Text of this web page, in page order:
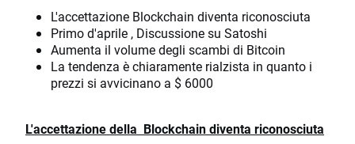
L'accettazione Blockchain diventa riconosciuta
Primo d'aprile , Discussione su Satoshi
Aumenta il volume degli scambi di Bitcoin
La tendenza è chiaramente rialzista in quanto i
prezzi si avvicinano a $ 6000
L'accettazione della Blockchain diventa riconosciuta